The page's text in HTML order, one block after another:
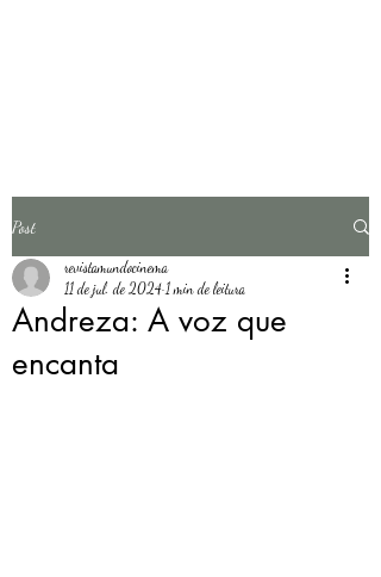
Post
Andreza: A voz que
encanta
revistamundocinema
11 de jul. de 2024 1 min de leitura